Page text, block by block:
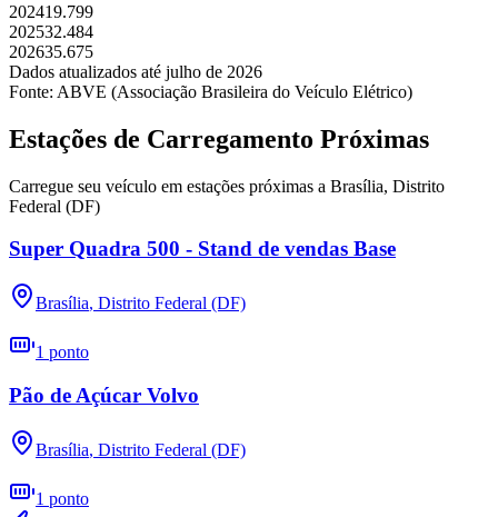
202419.799
202532.484
202635.675
Dados atualizados até julho de 2026
Fonte: ABVE (Associação Brasileira do Veículo Elétrico)
Estações de Carregamento Próximas
Carregue seu veículo em estações próximas a Brasília, Distrito
Federal (DF)
Super Quadra 500 - Stand de vendas Base
Brasília, Distrito Federal (DF)
1 ponto
Pão de Açúcar Volvo
Brasília, Distrito Federal (DF)
1 ponto